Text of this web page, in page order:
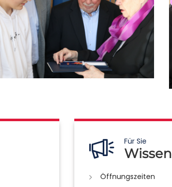
Für Sie
Öffnungszeiten